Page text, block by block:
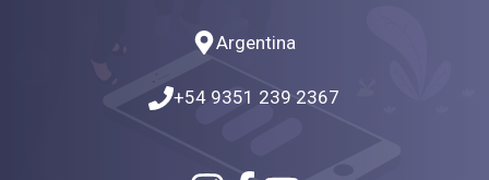
Argentina
+54 9351 239 2367